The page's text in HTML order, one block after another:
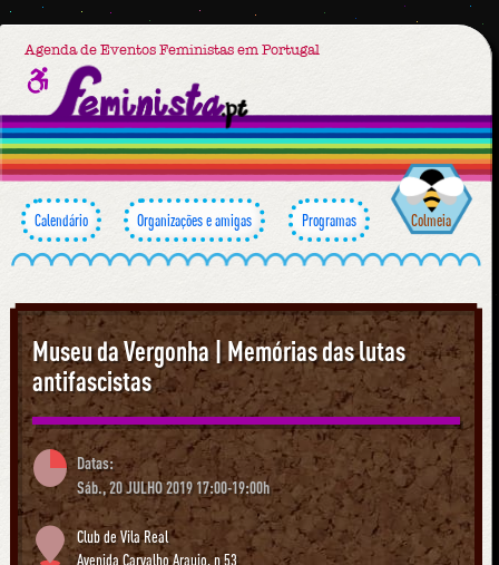
Agenda de Eventos Feministas em Portugal
Calendário Organizações e amigas Programas Colmeia
Museu da Vergonha | Memórias das lutas
antifascistas
Datas:
Sáb., 20 JULHO 2019 17:00-19:00h
Club de Vila Real
Avenida Carvalho Araujo, n 53